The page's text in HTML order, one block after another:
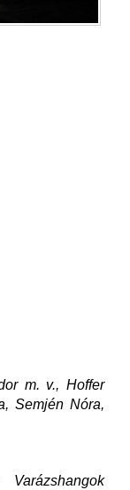
m. v., Hoffer
Semjén Nóra,